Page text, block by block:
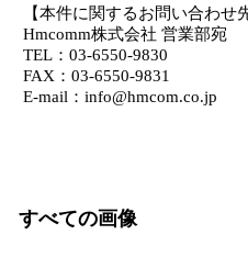
【本件に関するお問い合わせ
Hmcomm株式会社 営業部宛
TEL：03-6550-9830
FAX：03-6550-9831
E-mail：info@hmcom.co.jp
すべての画像